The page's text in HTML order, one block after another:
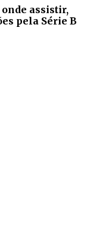
assistir,
pela Série B